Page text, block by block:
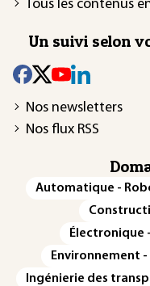
Tous les contenus
Un suivi selon
Nos newsletters
Nos flux RSS
Automatique -
Électronique
Environnement
Ingénierie des